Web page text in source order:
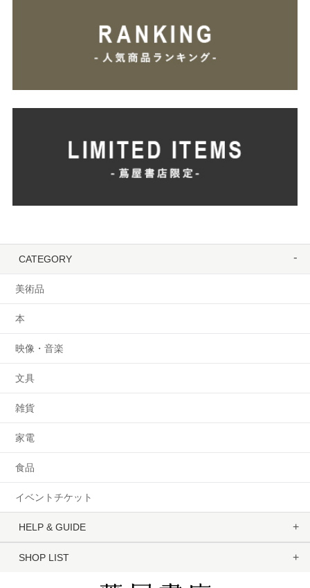
CATEGORY
美術品
本
映像・音楽
文具
雑貨
家電
食品
イベントチケット
HELP & GUIDE
SHOP LIST